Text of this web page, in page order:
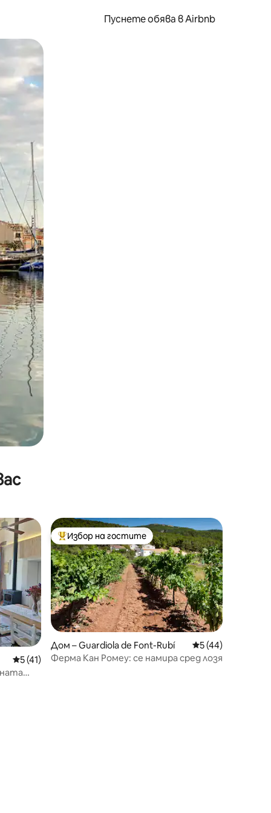
Пуснете обява в Airbnb
или плъзгане.
Средна оценка: 5 от 5, 41 отзива
5 (41)
Най-популярен избор на гостите
Избор на гостите
Дом – Guardiola de Font-Rubí Средна оценка:
5 (44)
Ферма Кан Ромеу: се намира сред лозя